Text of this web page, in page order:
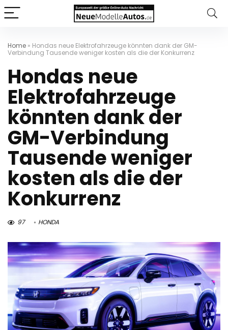
Home » Hondas neue Elektrofahrzeuge könnten dank der GM-
Verbindung Tausende weniger kosten als die der Konkurrenz
Hondas neue
Elektrofahrzeuge
könnten dank der
GM-Verbindung
Tausende weniger
kosten als die der
Konkurrenz
97 HONDA